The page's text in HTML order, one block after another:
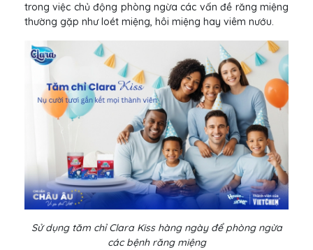
trong việc chủ động phòng ngừa các vấn đề răng miệng
thường gặp như loét miệng, hôi miệng hay viêm nướu.
Sử dụng tăm chỉ Clara Kiss hàng ngày để phòng ngừa
các bệnh răng miệng